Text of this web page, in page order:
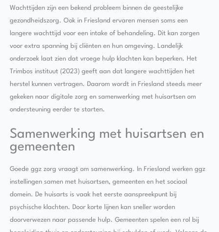
Wachttijden zijn een bekend probleem binnen de geestelijke
gezondheidszorg. Ook in Friesland ervaren mensen soms een
langere wachttijd voor een intake of behandeling. Dit kan zorgen
voor extra spanning bij cliënten en hun omgeving. Landelijk
onderzoek laat zien dat vroege hulp klachten kan beperken. Het
Trimbos instituut (2023) geeft aan dat langere wachttijden het
herstel kunnen vertragen. Daarom wordt in Friesland steeds meer
gekeken naar digitale zorg en samenwerking met huisartsen om
ondersteuning eerder te starten.
Samenwerking met huisartsen en
gemeenten
Goede ggz zorg vraagt om samenwerking. In Friesland werken ggz
instellingen samen met huisartsen, gemeenten en het sociaal
domein. De huisarts is vaak het eerste aanspreekpunt bij
psychische klachten. Door korte lijnen kan sneller worden
doorverwezen naar passende hulp. Gemeenten spelen een rol bij